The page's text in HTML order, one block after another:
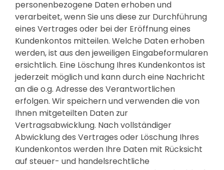
personenbezogene Daten erhoben und
verarbeitet, wenn Sie uns diese zur Durchführung
eines Vertrages oder bei der Eröffnung eines
Kundenkontos mitteilen. Welche Daten erhoben
werden, ist aus den jeweiligen Eingabeformularen
ersichtlich. Eine Löschung Ihres Kundenkontos ist
jederzeit möglich und kann durch eine Nachricht
an die o.g. Adresse des Verantwortlichen
erfolgen. Wir speichern und verwenden die von
Ihnen mitgeteilten Daten zur
Vertragsabwicklung. Nach vollständiger
Abwicklung des Vertrages oder Löschung Ihres
Kundenkontos werden Ihre Daten mit Rücksicht
auf steuer- und handelsrechtliche